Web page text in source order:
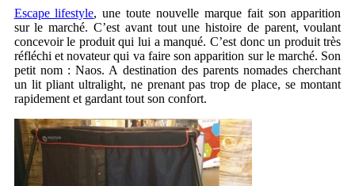
Escape lifestyle, une toute nouvelle marque fait son apparition
sur le marché. C’est avant tout une histoire de parent, voulant
concevoir le produit qui lui a manqué. C’est donc un produit très
réfléchi et novateur qui va faire son apparition sur le marché. Son
petit nom : Naos. A destination des parents nomades cherchant
un lit pliant ultralight, ne prenant pas trop de place, se montant
rapidement et gardant tout son confort.